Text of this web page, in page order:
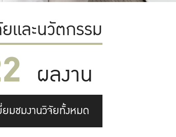
และนวัตกรรม
ผลงาน
ยมชมงานวิจัยทั้งหมด